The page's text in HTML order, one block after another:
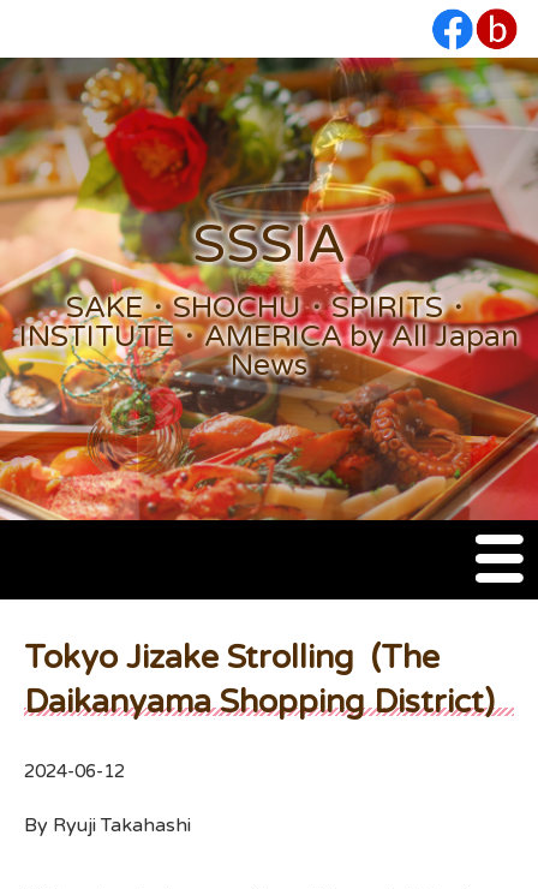
SSSIA
SAKE・SHOCHU・SPIRITS・
INSTITUTE・AMERICA by All Japan
News
M
e
n
SSSIA Membership
Tokyo Jizake Strolling (The
Daikanyama Shopping District)
2024-06-12
By Ryuji Takahashi